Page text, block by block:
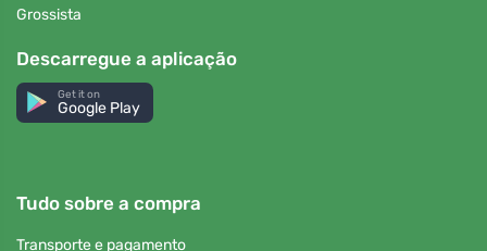
Grossista
Descarregue a aplicação
Get it on
Google Play
Tudo sobre a compra
Transporte e pagamento